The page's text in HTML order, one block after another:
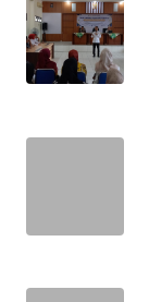
WN
MALUKU
DANAU